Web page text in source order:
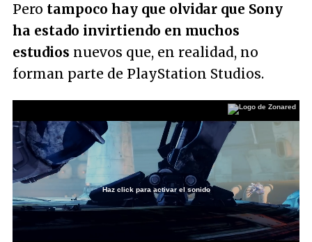
Pero tampoco hay que olvidar que Sony
ha estado invirtiendo en muchos
estudios nuevos que, en realidad, no
forman parte de PlayStation Studios.
Loaded:
Haz click para activar el sonido